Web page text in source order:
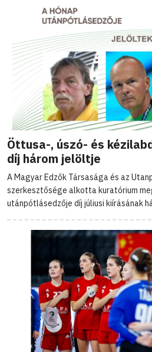
Öttusa-, úszó- és
díj három jelöltje
A Magyar Edzők Társasága és az
szerkesztősége alkotta kuratórium
utánpótlásedzője díj júliusi kiírásának